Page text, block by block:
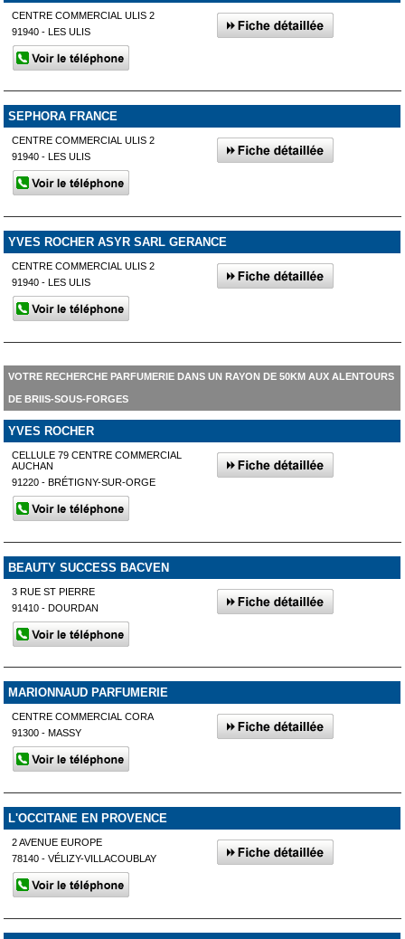
CENTRE COMMERCIAL ULIS 2
91940 - LES ULIS
SEPHORA FRANCE
CENTRE COMMERCIAL ULIS 2
91940 - LES ULIS
YVES ROCHER ASYR SARL GERANCE
CENTRE COMMERCIAL ULIS 2
91940 - LES ULIS
VOTRE RECHERCHE PARFUMERIE DANS UN RAYON DE 50KM AUX ALENTOURS
DE BRIIS-SOUS-FORGES
YVES ROCHER
CELLULE 79 CENTRE COMMERCIAL
AUCHAN
91220 - BRÉTIGNY-SUR-ORGE
BEAUTY SUCCESS BACVEN
3 RUE ST PIERRE
91410 - DOURDAN
MARIONNAUD PARFUMERIE
CENTRE COMMERCIAL CORA
91300 - MASSY
L'OCCITANE EN PROVENCE
2 AVENUE EUROPE
78140 - VÉLIZY-VILLACOUBLAY